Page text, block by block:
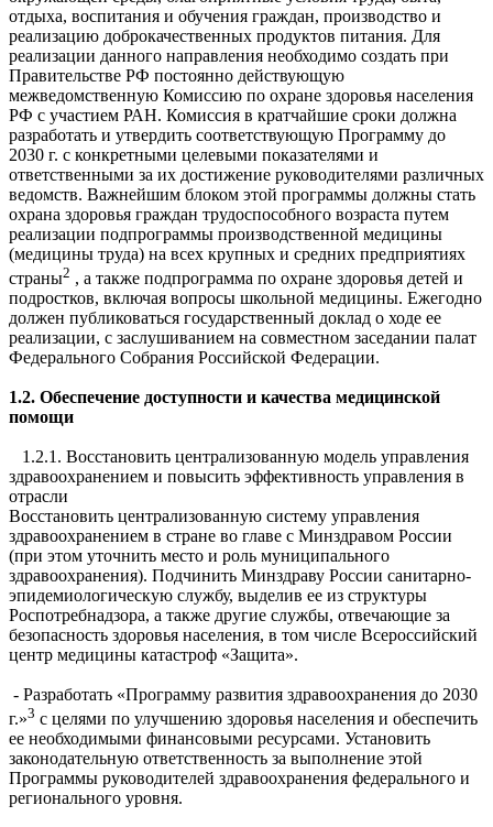
отдыха, воспитания и обучения граждан, производство и
реализацию доброкачественных продуктов питания. Для
реализации данного направления необходимо создать при
Правительстве РФ постоянно действующую
межведомственную Комиссию по охране здоровья населения
РФ с участием РАН. Комиссия в кратчайшие сроки должна
разработать и утвердить соответствующую Программу до
2030 г. с конкретными целевыми показателями и
ответственными за их достижение руководителями различных
ведомств. Важнейшим блоком этой программы должны стать
охрана здоровья граждан трудоспособного возраста путем
реализации подпрограммы производственной медицины
(медицины труда) на всех крупных и средних предприятиях
страны2 , а также подпрограмма по охране здоровья детей и
подростков, включая вопросы школьной медицины. Ежегодно
должен публиковаться государственный доклад о ходе ее
реализации, с заслушиванием на совместном заседании палат
Федерального Собрания Российской Федерации.
1.2. Обеспечение доступности и качества медицинской
помощи
1.2.1. Восстановить централизованную модель управления
здравоохранением и повысить эффективность управления в
отрасли
Восстановить централизованную систему управления
здравоохранением в стране во главе с Минздравом России
(при этом уточнить место и роль муниципального
здравоохранения). Подчинить Минздраву России санитарно-
эпидемиологическую службу, выделив ее из структуры
Роспотребнадзора, а также другие службы, отвечающие за
безопасность здоровья населения, в том числе Всероссийский
центр медицины катастроф «Защита».
- Разработать «Программу развития здравоохранения до 2030
г.»3 с целями по улучшению здоровья населения и обеспечить
ее необходимыми финансовыми ресурсами. Установить
законодательную ответственность за выполнение этой
Программы руководителей здравоохранения федерального и
регионального уровня.